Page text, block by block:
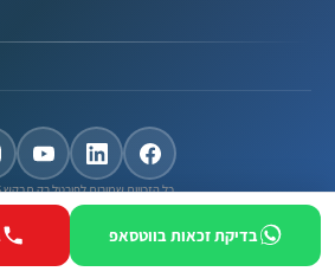
כל הזכויות שמורות לפורטל רק תבקש 2026 ©
בדיקת זכאות בווטסאפ